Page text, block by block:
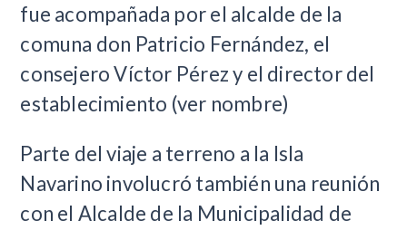
fue acompañada por el alcalde de la
comuna don Patricio Fernández, el
consejero Víctor Pérez y el director del
establecimiento (ver nombre)
Parte del viaje a terreno a la Isla
Navarino involucró también una reunión
con el Alcalde de la Municipalidad de